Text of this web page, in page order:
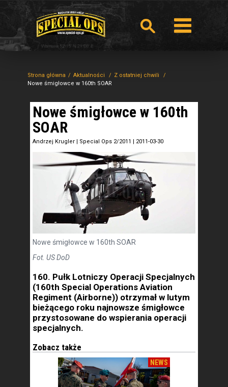
Strona główna Aktualności
Z ostatniej chwili
Nowe śmigłowce w 160th SOAR
Nowe śmigłowce w 160th
SOAR
Andrzej Krugler | Special Ops 2/2011 | 2011-03-30
Nowe śmigłowce w 160th SOAR
Fot. US DoD
160. Pułk Lotniczy Operacji Specjalnych
(160th Special Operations Aviation
Regiment (Airborne)) otrzymał w lutym
bieżącego roku najnowsze śmigłowce
przystosowane do wspierania operacji
specjalnych.
Zobacz także
NEWS